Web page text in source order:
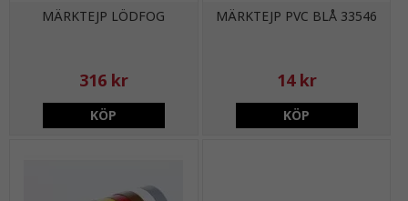
MÄRKTEJP LÖDFOG
316 kr
KÖP
MÄRKTEJP PVC BLÅ 33546
14 kr
KÖP